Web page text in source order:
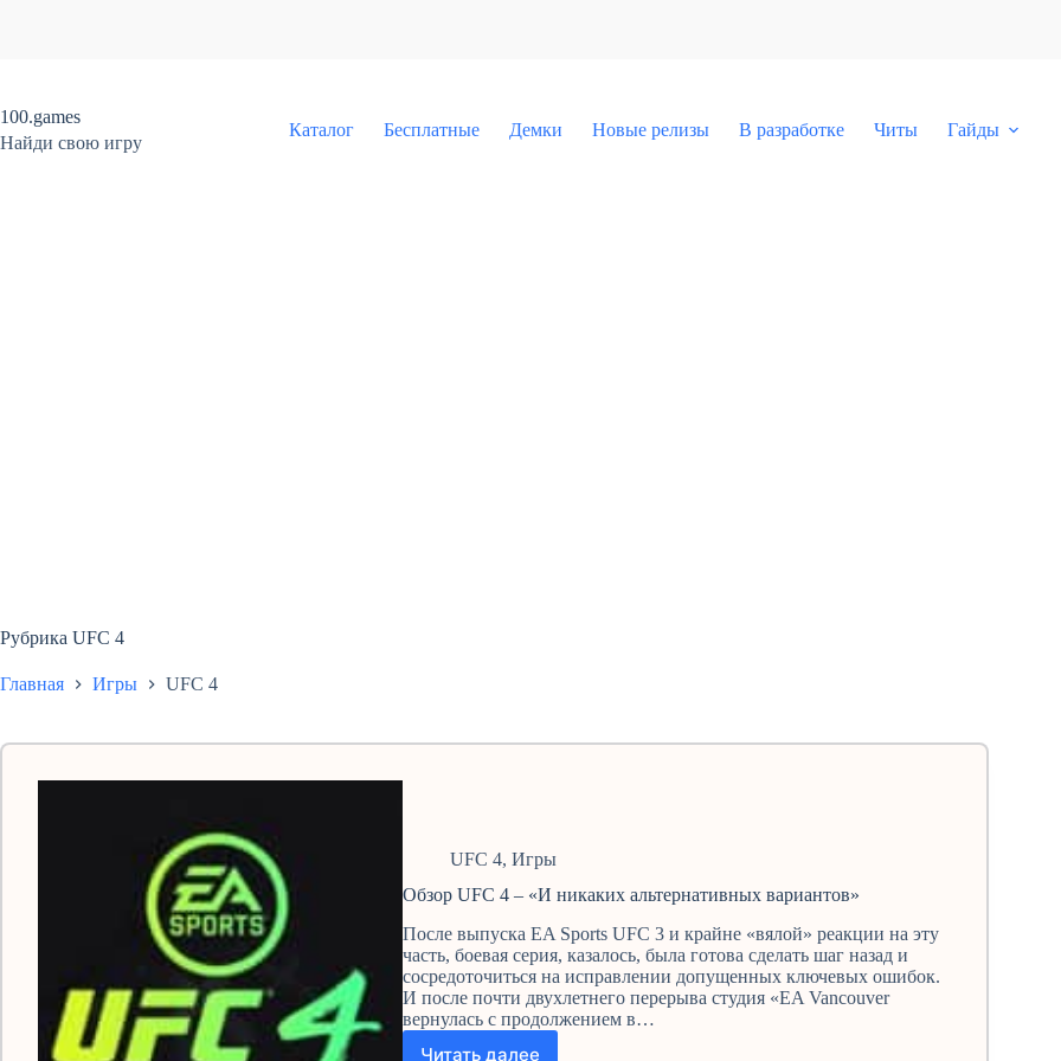
100.games
Найди свою игру
Каталог Бесплатные Демки Новые релизы В разработке Читы Гайды
Рубрика UFC 4
Главная Игры UFC 4
UFC 4,Игры
Обзор UFC 4 – «И никаких альтернативных вариантов»
После выпуска EA Sports UFC 3 и крайне «вялой» реакции на эту
часть, боевая серия, казалось, была готова сделать шаг назад и
сосредоточиться на исправлении допущенных ключевых ошибок.
И после почти двухлетнего перерыва студия «EA Vancouver
вернулась с продолжением в…
Читать далее